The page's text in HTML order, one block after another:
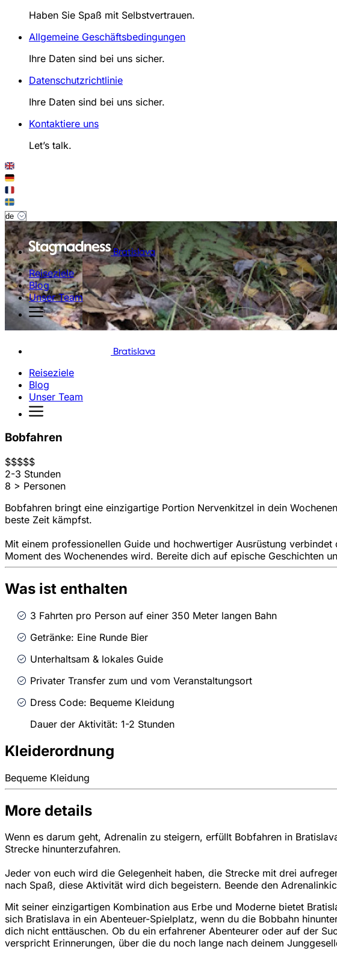
Haben Sie Spaß mit Selbstvertrauen.
Allgemeine Geschäftsbedingungen
Ihre Daten sind bei uns sicher.
Datenschutzrichtlinie
Ihre Daten sind bei uns sicher.
Kontaktiere uns
Let’s talk.
Bratislava
Reiseziele
Blog
Unser Team
Bratislava
Reiseziele
Blog
Unser Team
Bobfahren
$$$$$
2-3 Stunden
8 > Personen
Bobfahren bringt eine einzigartige Portion Nervenkitzel in dein
beste Zeit kämpfst.
Mit einem professionellen Guide und hochwertiger Ausrüstung
Moment des Wochenendes wird. Bereite dich auf epische Geschichten
Was ist enthalten
3 Fahrten pro Person auf einer 350 Meter langen Bahn
Getränke: Eine Runde Bier
Unterhaltsam & lokales Guide
Privater Transfer zum und vom Veranstaltungsort
Dress Code: Bequeme Kleidung
Dauer der Aktivität: 1-2 Stunden
Kleiderordnung
Bequeme Kleidung
More details
Wenn es darum geht, Adrenalin zu steigern, erfüllt Bobfahren in
Strecke hinunterzufahren.
Jeder von euch wird die Gelegenheit haben, die Strecke mit drei
nach Spaß, diese Aktivität wird dich begeistern. Beende den
Mit seiner einzigartigen Kombination aus Erbe und Moderne bietet
sich Bratislava in ein Abenteuer-Spielplatz, wenn du die Bobbahn
dich nicht enttäuschen. Ob du ein erfahrener Abenteurer oder auf der
verspricht Erinnerungen, über die du noch lange nach deinem